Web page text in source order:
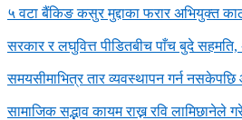
५ वटा बैंकिङ कसुर मुद्दाका फरार अभियुक्त
सरकार र लघुवित्त पीडितबीच पाँच बुदे
समयसीमाभित्र तार व्यवस्थापन गर्न नसकेपछि
सामाजिक सद्भाव कायम राख्न रवि